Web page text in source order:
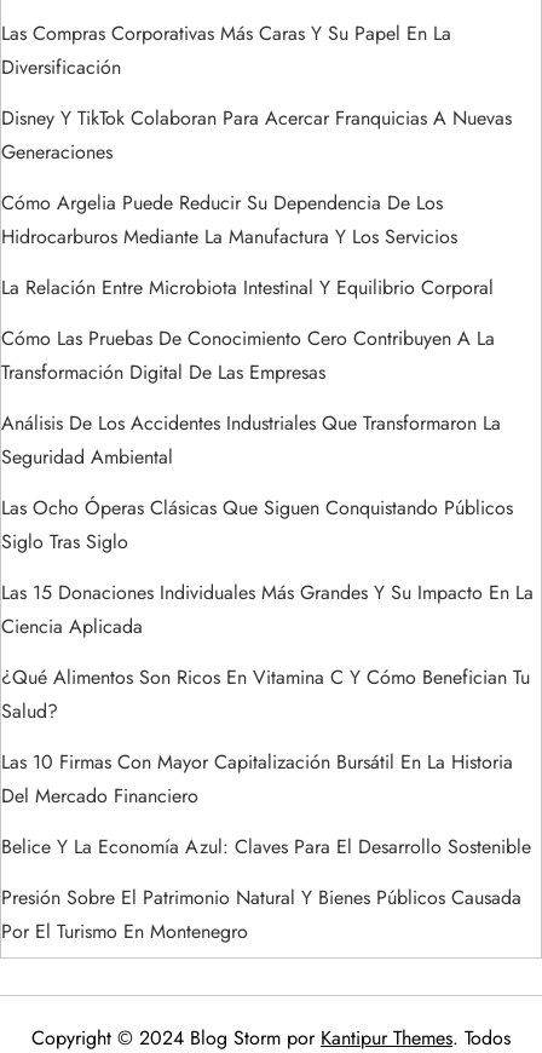
n
d
e
e
n
t
r
a
d
a
s
Las Compras Corporativas Más Caras Y Su Papel En La
Diversificación
Disney Y TikTok Colaboran Para Acercar Franquicias A Nuevas
Generaciones
Cómo Argelia Puede Reducir Su Dependencia De Los
Hidrocarburos Mediante La Manufactura Y Los Servicios
La Relación Entre Microbiota Intestinal Y Equilibrio Corporal
Cómo Las Pruebas De Conocimiento Cero Contribuyen A La
Transformación Digital De Las Empresas
Análisis De Los Accidentes Industriales Que Transformaron La
Seguridad Ambiental
Las Ocho Óperas Clásicas Que Siguen Conquistando Públicos
Siglo Tras Siglo
Las 15 Donaciones Individuales Más Grandes Y Su Impacto En La
Ciencia Aplicada
¿Qué Alimentos Son Ricos En Vitamina C Y Cómo Benefician Tu
Salud?
Las 10 Firmas Con Mayor Capitalización Bursátil En La Historia
Del Mercado Financiero
Belice Y La Economía Azul: Claves Para El Desarrollo Sostenible
Presión Sobre El Patrimonio Natural Y Bienes Públicos Causada
Por El Turismo En Montenegro
Copyright © 2024 Blog Storm por Kantipur Themes. Todos